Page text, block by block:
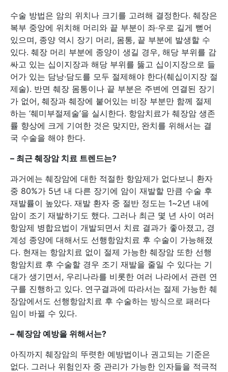
수술 방법은 암의 위치나 크기를 고려해 결정한다. 췌장은
복부 중앙에 위치해 머리와 끝 부분이 좌·우로 길게 뻗어
있으며, 종양 역시 장기 머리, 몸통, 끝 부분에 발생할 수
있다. 췌장 머리 부분에 종양이 생길 경우, 해당 부위를 감
싸고 있는 십이지장과 해당 부위를 뚫고 십이지장으로 들
어가 있는 담낭·담도를 모두 절제해야 한다(췌십이지장 절
제술). 반면 췌장 몸통이나 끝 부분은 주변에 연결된 장기
가 없어, 췌장과 췌장에 붙어있는 비장 부분만 함께 절제
하는 ‘췌미부절제술’을 실시한다. 항암치료가 췌장암 생존
률 향상에 크게 기여한 것은 맞지만, 완치를 위해서는 결
국 수술을 해야 한다.
– 최근 췌장암 치료 트렌드는?
과거에는 췌장암에 대한 적절한 항암제가 없다보니 환자
중 80%가 5년 내 다른 장기에 암이 재발할 만큼 수술 후
재발률이 높았다. 재발 환자 중 절반 정도는 1~2년 내에
암이 조기 재발하기도 했다. 그러나 최근 몇 년 사이 여러
항암제 병합요법이 개발되면서 치료 결과가 좋아졌고, 경
계성 종양에 대해서도 선행항암치료 후 수술이 가능해졌
다. 현재는 항암치료 없이 절제 가능한 췌장암 또한 선행
항암치료 후 수술할 경우 조기 재발을 줄일 수 있다는 기
대가 생기면서, 우리나라를 비롯한 여러 나라에서 관련 연
구를 진행하고 있다. 연구결과에 따라서는 절제 가능한 췌
장암에서도 선행항암치료 후 수술하는 방식으로 패러다
임이 바뀔 수 있다.
– 췌장암 예방을 위해서는?
아직까지 췌장암의 뚜렷한 예방법이나 권고되는 기준은
없다. 그러나 위험인자 중 관리가 가능한 인자들을 적극적